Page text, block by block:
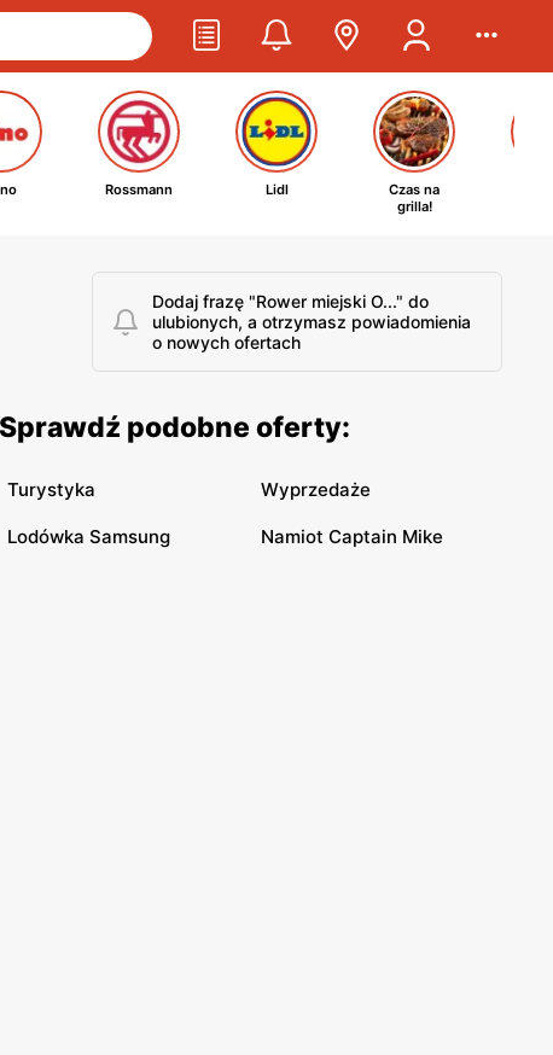
Rossmann Lidl
Czas na
grilla!
Dodaj frazę "Rower miejski O..." do
ulubionych, a otrzymasz powiadomienia
o nowych ofertach
podobne oferty:
Turystyka Wyprzedaże
Lodówka Samsung Namiot Captain Mike